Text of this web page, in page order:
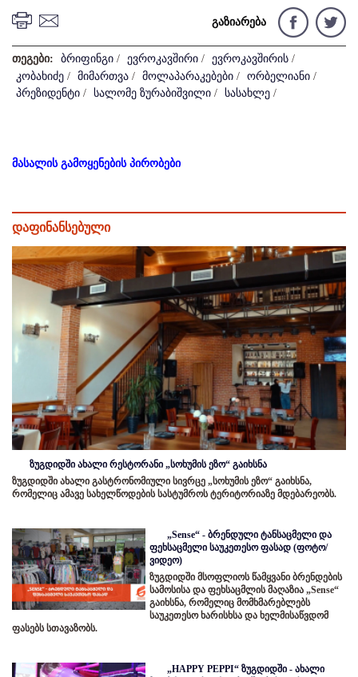
გაზიარება
თეგები: ბრიფინგი / ევროკავშირი / ევროკავშირის /
კობახიძე / მიმართვა / მოლაპარაკებები / ორბელიანი /
პრეზიდენტი / სალომე ზურაბიშვილი / სასახლე /
მასალის გამოყენების პირობები
დაფინანსებული
ზუგდიდში ახალი რესტორანი „სოხუმის ეზო“ გაიხსნა
ზუგდიდში ახალი გასტრონომიული სივრცე „სოხუმის ეზო“ გაიხსნა,
რომელიც ამავე სახელწოდების სასტუმროს ტერიტორიაზე მდებარეობს.
„Sense“ - ბრენდული ტანსაცმელი და
ფეხსაცმელი საუკეთესო ფასად (ფოტო/
ვიდეო)
ზუგდიდში მსოფლიოს წამყვანი ბრენდების
სამოსისა და ფეხსაცმლის მაღაზია „Sense“
გაიხსნა, რომელიც მომხმარებლებს
საუკეთესო ხარისხსა და ხელმისაწვდომ
ფასებს სთავაზობს.
„HAPPY PEPPI“ ზუგდიდში - ახალი